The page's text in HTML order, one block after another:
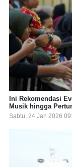
Ini Rekomendasi
Musik hingga
Sabtu, 24 Jan 2026